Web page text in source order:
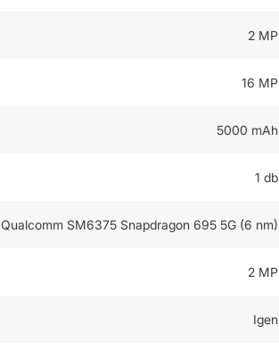
2 MP
16 MP
5000 mAh
1 db
Qualcomm SM6375 Snapdragon 695 5G (6 nm)
2 MP
Igen